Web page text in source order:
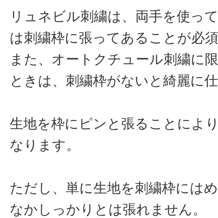
リュネビル刺繍は、両手を使っ
は刺繍枠に張ってあることが必
また、オートクチュール刺繍に
ときは、刺繍枠がないと綺麗に
生地を枠にピンと張ることによ
なります。
ただし、単に生地を刺繍枠には
なかしっかりとは張れません。